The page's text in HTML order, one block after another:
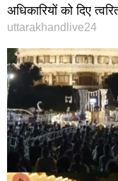
अधिकारियों को दिए
uttarakhandlive24